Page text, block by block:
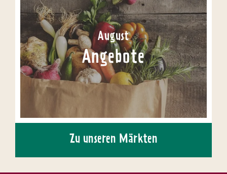
August
Angebote
Zu unseren Märkten